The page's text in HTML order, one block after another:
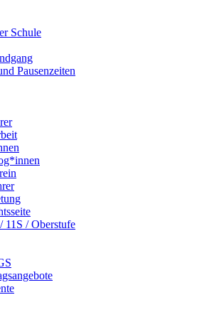
Schule
Pausenzeiten
11S / Oberstufe